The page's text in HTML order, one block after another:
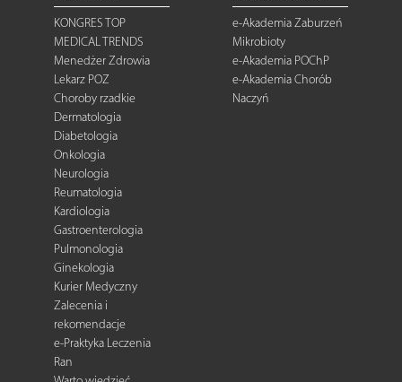
KONGRES TOP
MEDICAL TRENDS
Menedżer Zdrowia
Lekarz POZ
Choroby rzadkie
Dermatologia
Diabetologia
Onkologia
Neurologia
Reumatologia
Kardiologia
Gastroenterologia
Pulmonologia
Ginekologia
Kurier Medyczny
Zalecenia i
rekomendacje
e-Praktyka Leczenia
Ran
e-Akademia Zaburzeń
Mikrobioty
e-Akademia POChP
e-Akademia Chorób
Naczyń